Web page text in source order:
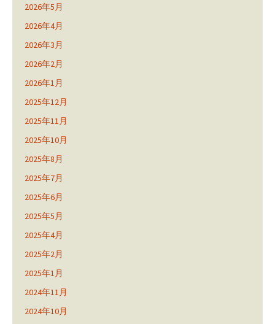
2026年5月
2026年4月
2026年3月
2026年2月
2026年1月
2025年12月
2025年11月
2025年10月
2025年8月
2025年7月
2025年6月
2025年5月
2025年4月
2025年2月
2025年1月
2024年11月
2024年10月